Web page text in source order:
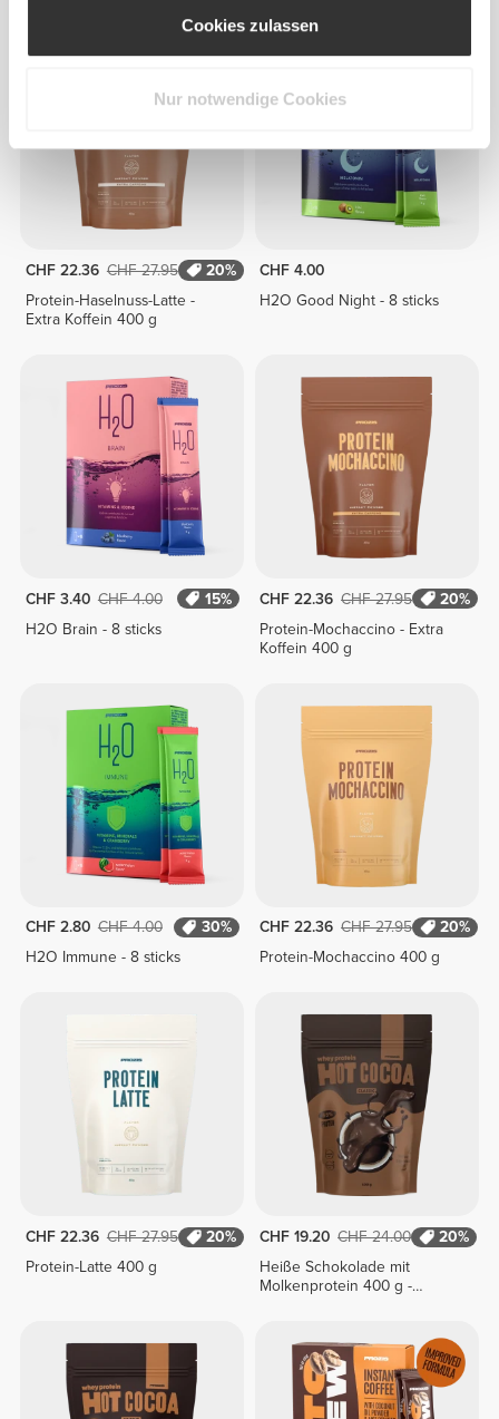
Cookies zulassen
Nur notwendige Cookies
CHF 22.36 CHF 27.95
20%
Protein-Haselnuss-Latte -
Extra Koffein 400 g
CHF 4.00
H2O Good Night - 8 sticks
CHF 3.40 CHF 4.00
15%
H2O Brain - 8 sticks
CHF 22.36 CHF 27.95
20%
Protein-Mochaccino - Extra
Koffein 400 g
CHF 2.80 CHF 4.00
30%
H2O Immune - 8 sticks
CHF 22.36 CHF 27.95
20%
Protein-Mochaccino 400 g
CHF 22.36 CHF 27.95
20%
Protein-Latte 400 g
CHF 19.20 CHF 24.00
20%
Heiße Schokolade mit
Molkenprotein 400 g -